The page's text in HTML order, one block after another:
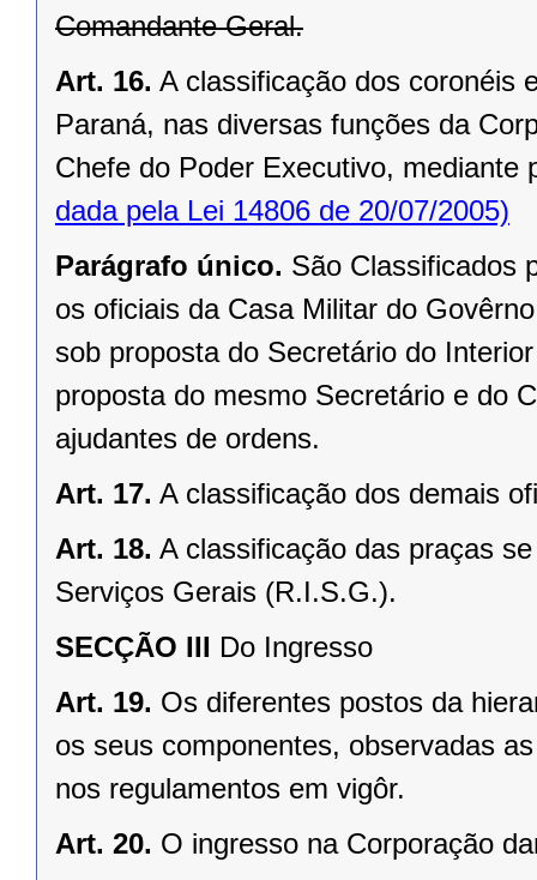
Comandante Geral.
Art. 16. A classificação dos coronéis
Paraná, nas diversas funções da
Chefe do Poder Executivo, mediante
dada pela Lei 14806 de 20/07/2005)
Parágrafo único. São Classificados
os oficiais da Casa Militar do
sob proposta do Secretário do
proposta do mesmo Secretário e do
ajudantes de ordens.
Art. 17. A classificação dos demais
Art. 18. A classificação das praças
Serviços Gerais (R.I.S.G.).
SECÇÃO III Do Ingresso
Art. 19. Os diferentes postos da
os seus componentes, observadas
nos regulamentos em vigôr.
Art. 20. O ingresso na Corporação